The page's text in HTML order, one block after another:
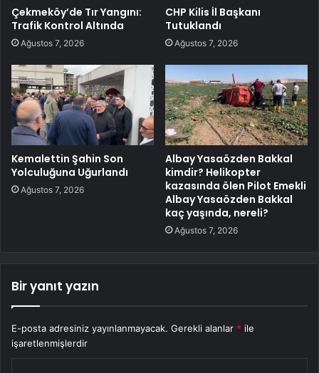
Çekmeköy’de Tır Yangını:
Trafik Kontrol Altında
Ağustos 7, 2026
CHP Kilis İl Başkanı
Tutuklandı
Ağustos 7, 2026
Kemalettin Şahin Son
Yolculuğuna Uğurlandı
Ağustos 7, 2026
Albay Yasaözden Bakkal
kimdir? Helikopter
kazasında ölen Pilot Emekli
Albay Yasaözden Bakkal
kaç yaşında, nereli?
Ağustos 7, 2026
Bir yanıt yazın
E-posta adresiniz yayınlanmayacak. Gerekli alanlar * ile
işaretlenmişlerdir